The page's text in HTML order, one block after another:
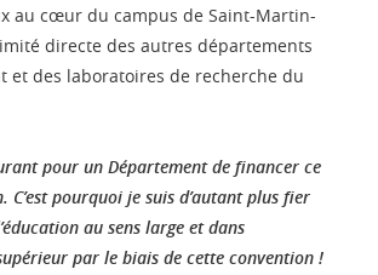
au cœur du campus de Saint-Martin-
directe des autres départements
et des laboratoires de recherche du
pour un Département de financer ce
C’est pourquoi je suis d’autant plus fier
au sens large et dans
par le biais de cette convention !